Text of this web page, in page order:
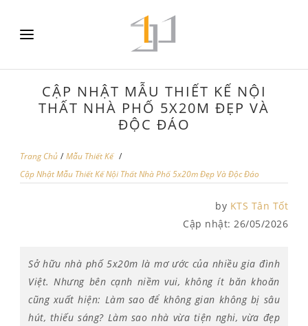
CẬP NHẬT MẪU THIẾT KẾ NỘI
THẤT NHÀ PHỐ 5X20M ĐẸP VÀ
ĐỘC ĐÁO
Trang Chủ / Mẫu Thiết Kế /
Cập Nhật Mẫu Thiết Kế Nội Thất Nhà Phố 5x20m Đẹp Và Độc Đáo
by KTS Tân Tốt
Cập nhật: 26/05/2026
Sở hữu nhà phố 5x20m là mơ ước của nhiều gia đình
Việt. Nhưng bên cạnh niềm vui, không ít băn khoăn
cũng xuất hiện: Làm sao để không gian không bị sâu
hút, thiếu sáng? Làm sao nhà vừa tiện nghi, vừa đẹp